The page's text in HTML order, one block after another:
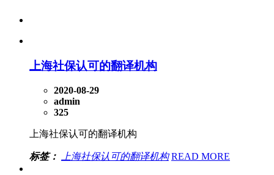
上海社保认可的翻译机构
2020-08-29
admin
325
上海社保认可的翻译机构
标签： 上海社保认可的翻译机构 READ MORE